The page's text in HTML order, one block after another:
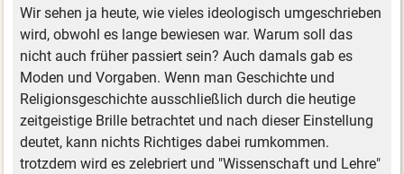
Wir sehen ja heute, wie vieles ideologisch umgeschrieben
wird, obwohl es lange bewiesen war. Warum soll das
nicht auch früher passiert sein? Auch damals gab es
Moden und Vorgaben. Wenn man Geschichte und
Religionsgeschichte ausschließlich durch die heutige
zeitgeistige Brille betrachtet und nach dieser Einstellung
deutet, kann nichts Richtiges dabei rumkommen.
trotzdem wird es zelebriert und "Wissenschaft und Lehre"